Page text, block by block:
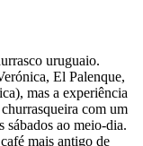
uruguaio.
El Palenque,
mas a experiência
com um
sábados ao meio-dia.
mais antigo de